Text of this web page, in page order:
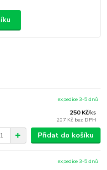
250 Kč/ks
207 Kč bez DPH
expedice 3-5 dnů
Přidat do košíku
expedice 3-5 dnů